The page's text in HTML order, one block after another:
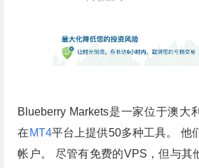
Blueberry Markets是一家位于澳大
在 MT4平台上提供50多种工具。 他
帐户。 尽管有免费的VPS，但与其